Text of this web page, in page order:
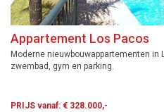
Appartement Los Pacos
Moderne nieuwbouwappartementen in
zwembad, gym en parking.
PRIJS vanaf: € 328.000,-